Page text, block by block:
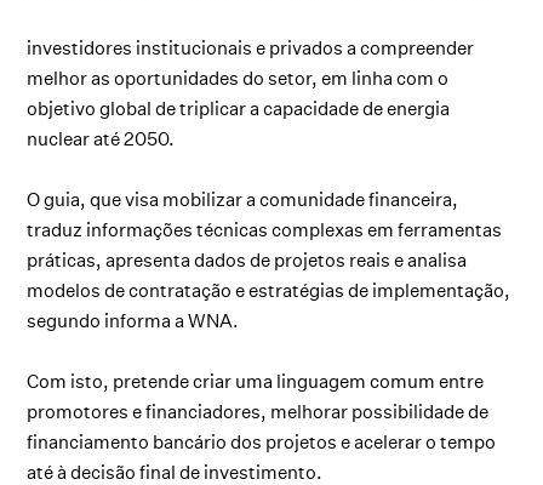
investidores institucionais e privados a compreender
melhor as oportunidades do setor, em linha com o
objetivo global de triplicar a capacidade de energia
nuclear até 2050.
O guia, que visa mobilizar a comunidade financeira,
traduz informações técnicas complexas em ferramentas
práticas, apresenta dados de projetos reais e analisa
modelos de contratação e estratégias de implementação,
segundo informa a WNA.
Com isto, pretende criar uma linguagem comum entre
promotores e financiadores, melhorar possibilidade de
financiamento bancário dos projetos e acelerar o tempo
até à decisão final de investimento.